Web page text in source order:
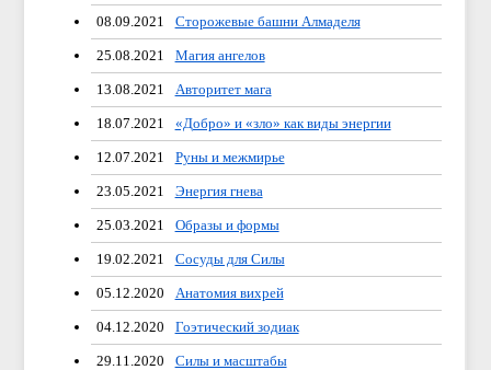
08.09.2021 Сторожевые башни Алмаделя
25.08.2021 Магия ангелов
13.08.2021 Авторитет мага
18.07.2021 «Добро» и «зло» как виды энергии
12.07.2021 Руны и межмирье
23.05.2021 Энергия гнева
25.03.2021 Образы и формы
19.02.2021 Сосуды для Силы
05.12.2020 Анатомия вихрей
04.12.2020 Гоэтический зодиак
29.11.2020 Силы и масштабы